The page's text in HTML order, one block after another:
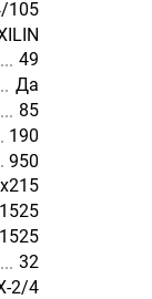
105
49
Да
85
190
950
1525
1525
32
2/4